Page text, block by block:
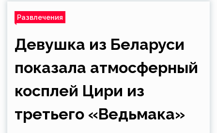
Развлечения
Девушка из Беларуси
показала атмосферный
косплей Цири из
третьего «Ведьмака»